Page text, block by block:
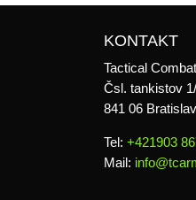
KONTAKT
Tactical
Čsl. tankistov
841 06
Tel: +421903
Mail: